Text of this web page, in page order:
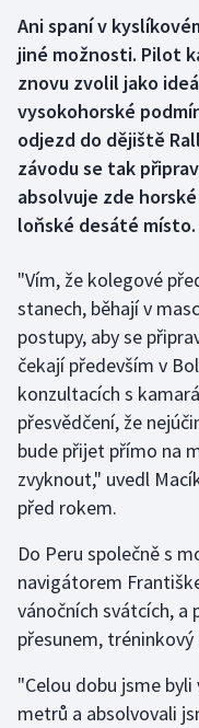
Boby a skeleton
Cyklistika
Dostihy
Florbal
Futsal
Golf
Gymnastika
Házená
Jezdectví
Judo
Krasobruslení
Lezení
Ani spaní v
jiné možnosti. Pilot
znovu zvolil jako
vysokohorské
odjezd do dějiště
závodu se tak
absolvuje zde
loňské desáté místo.
"Vím, že kolegové
stanech, běhají v
postupy, aby se
čekají především v
konzultacích s
přesvědčení, že
bude přijet přímo na
zvyknout," uvedl
před rokem.
Do Peru společně s
navigátorem
vánočních svátcích, a
přesunem, tréninkový
"Celou dobu jsme
metrů a absolvovali